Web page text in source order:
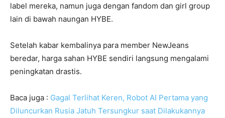
label mereka, namun juga dengan fandom dan girl group
lain di bawah naungan HYBE.
Setelah kabar kembalinya para member NewJeans
beredar, harga sahan HYBE sendiri langsung mengalami
peningkatan drastis.
Baca juga : Gagal Terlihat Keren, Robot AI Pertama yang
Diluncurkan Rusia Jatuh Tersungkur saat Dilakukannya